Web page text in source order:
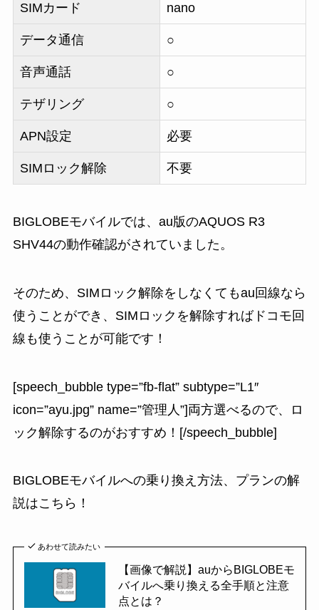
SIMカード nano
データ通信 ○
音声通話 ○
テザリング ○
APN設定 必要
SIMロック解除 不要
BIGLOBEモバイルでは、au版のAQUOS R3
SHV44の動作確認がされていました。
そのため、SIMロック解除をしなくてもau回線なら
使うことができ、SIMロックを解除すればドコモ回
線も使うことが可能です！
[speech_bubble type=”fb-flat” subtype=”L1″
icon=”ayu.jpg” name=”管理人”]両方選べるので、ロ
ック解除するのがおすすめ！[/speech_bubble]
BIGLOBEモバイルへの乗り換え方法、プランの解
説はこちら！
あわせて読みたい
【画像で解説】auからBIGLOBEモ
バイルへ乗り換える全手順と注意
点とは？